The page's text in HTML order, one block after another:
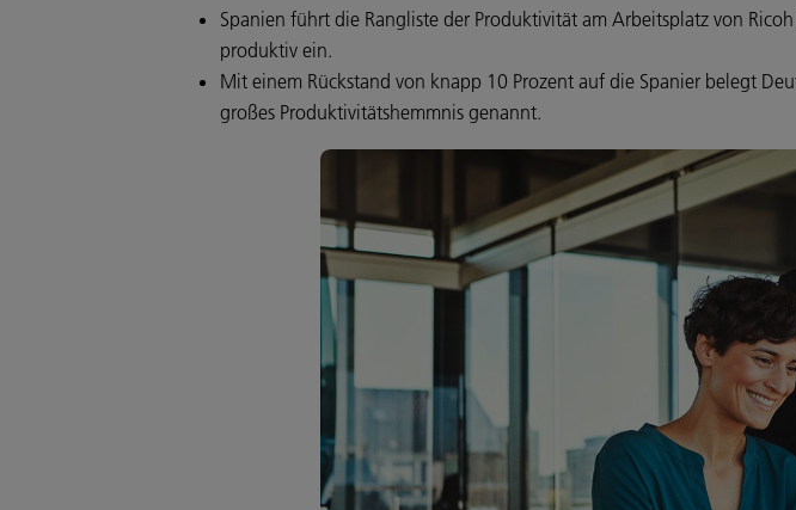
Spanien führt die Rangliste der Produktivität am Arbeitsplatz von
produktiv ein.
Mit einem Rückstand von knapp 10 Prozent auf die Spanier belegt
großes Produktivitätshemmnis genannt.